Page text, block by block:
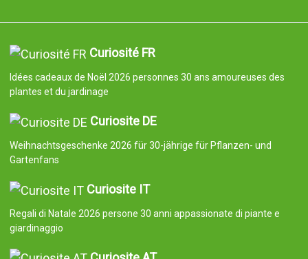
Curiosité FR
Idées cadeaux de Noël 2026 personnes 30 ans amoureuses des
plantes et du jardinage
Curiosite DE
Weihnachtsgeschenke 2026 für 30-jährige für Pflanzen- und
Gartenfans
Curiosite IT
Regali di Natale 2026 persone 30 anni appassionate di piante e
giardinaggio